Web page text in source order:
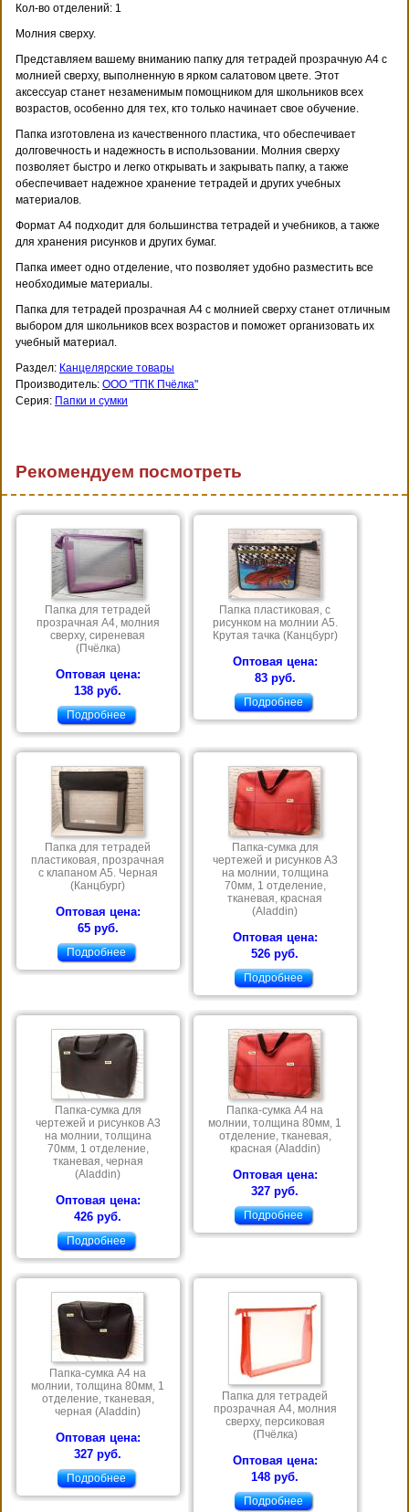
Кол-во отделений: 1
Молния сверху.
Представляем вашему вниманию папку для тетрадей прозрачную А4 с
молнией сверху, выполненную в ярком салатовом цвете. Этот
аксессуар станет незаменимым помощником для школьников всех
возрастов, особенно для тех, кто только начинает свое обучение.
Папка изготовлена из качественного пластика, что обеспечивает
долговечность и надежность в использовании. Молния сверху
позволяет быстро и легко открывать и закрывать папку, а также
обеспечивает надежное хранение тетрадей и других учебных
материалов.
Формат А4 подходит для большинства тетрадей и учебников, а также
для хранения рисунков и других бумаг.
Папка имеет одно отделение, что позволяет удобно разместить все
необходимые материалы.
Папка для тетрадей прозрачная А4 с молнией сверху станет отличным
выбором для школьников всех возрастов и поможет организовать их
учебный материал.
Раздел: Канцелярские товары
Производитель: ООО "ТПК Пчёлка"
Серия: Папки и сумки
Рекомендуем посмотреть
Папка для тетрадей
прозрачная А4, молния
сверху, сиреневая
(Пчёлка)
Оптовая цена:
138 руб.
Подробнее
Папка пластиковая, с
рисунком на молнии А5.
Крутая тачка (Канцбург)
Оптовая цена:
83 руб.
Подробнее
Папка для тетрадей
пластиковая, прозрачная
с клапаном А5. Черная
(Канцбург)
Оптовая цена:
65 руб.
Подробнее
Папка-сумка для
чертежей и рисунков А3
на молнии, толщина
70мм, 1 отделение,
тканевая, красная
(Aladdin)
Оптовая цена:
526 руб.
Подробнее
Папка-сумка для
чертежей и рисунков А3
на молнии, толщина
70мм, 1 отделение,
тканевая, черная
(Aladdin)
Оптовая цена:
426 руб.
Подробнее
Папка-сумка А4 на
молнии, толщина 80мм, 1
отделение, тканевая,
красная (Aladdin)
Оптовая цена:
327 руб.
Подробнее
Папка-сумка А4 на
молнии, толщина 80мм, 1
отделение, тканевая,
черная (Aladdin)
Оптовая цена:
327 руб.
Подробнее
Папка для тетрадей
прозрачная А4, молния
сверху, персиковая
(Пчёлка)
Оптовая цена:
148 руб.
Подробнее